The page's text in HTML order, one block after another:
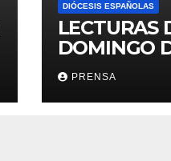
DIÓCESIS ESPAÑOLAS
LECTURAS
DOMINGO
TIEMPO
ORDINARIO
PRENSA